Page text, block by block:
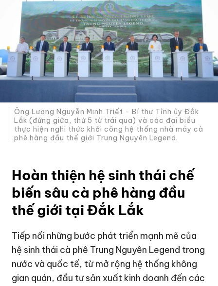
Ông Lương Nguyễn Minh Triết - Bí thư Tỉnh ủy Đắk
Lắk (đứng giữa, thứ 5 từ trái qua) và các đại biểu
thực hiện nghi thức khởi công hệ thống nhà máy cà
phê hàng đầu thế giới Trung Nguyên Legend.
Hoàn thiện hệ sinh thái chế
biến sâu cà phê hàng đầu
thế giới tại Đắk Lắk
Tiếp nối những bước phát triển mạnh mẽ của
hệ sinh thái cà phê Trung Nguyên Legend trong
nước và quốc tế, từ mở rộng hệ thống không
gian quán, đầu tư sản xuất kinh doanh đến các